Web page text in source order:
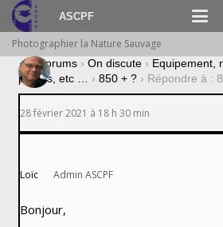
ASCPF
Photographier la Nature Sauvage
› Forums › On discute › Equipement,
photos, etc … › 850 + ? › Répondre à :
28 février 2021 à 18 h 30 min
Loïc Admin ASCPF
Bonjour,